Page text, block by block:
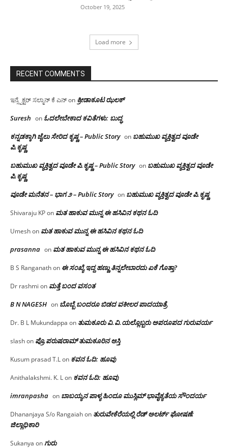
October 19, 2025
Load more
RECENT COMMENTS
ಇನ್ಸ್ಪೆಕ್ಟರ್ ಸಲ್ಮಾನ್ ಕೆ ಎನ್on ಕ್ರೀಡಾಕೂಟ ಝಲಕ್
Suresh on ಓದಲೇಬೇಕಾದ‌ ಕವಿತೆಗಳು: ಬುದ್ಧ
ಕನ್ನಡಕ್ಕಾಗಿ ಜೈಲು ಸೇರಿದ ಕೃಷ್ಣ – Public Story on ಬಹುಮುಖ ವ್ಯಕ್ತಿತ್ವದ ವೂಡೇ
ಪಿ.ಕೃಷ್ಣ
ಬಹುಮುಖ ವ್ಯಕ್ತಿತ್ವದ ವೂಡೇ ಪಿ.ಕೃಷ್ಣ – Public Story on ಬಹುಮುಖ ವ್ಯಕ್ತಿತ್ವದ ವೂಡೇ
ಪಿ.ಕೃಷ್ಣ
ವೂಡೇ ಮನೆತನ – ಭಾಗ ೨ – Public Story on ಬಹುಮುಖ ವ್ಯಕ್ತಿತ್ವದ ವೂಡೇ ಪಿ.ಕೃಷ್ಣ
Shivaraju KPon ಮತ ಹಾಕುವ ಮುನ್ನ ಈ ಹಸಿವಿನ ಕಥನ ಓದಿ
Umeshon ಮತ ಹಾಕುವ ಮುನ್ನ ಈ ಹಸಿವಿನ ಕಥನ ಓದಿ
prasanna on ಮತ ಹಾಕುವ ಮುನ್ನ ಈ ಹಸಿವಿನ ಕಥನ ಓದಿ
B S Ranganathon ಈ ಸಂಖ್ಯೆ ಇದ್ದ ಹಣ್ಣು ತಿನ್ನಲೇಬಾರದು ಏಕೆ ಗೊತ್ತಾ?
Dr rashmi on ಮತ್ತೆ ಬಂದ ವಸಂತ
B N NAGESH on ಬೊಬ್ಬೆ ಬಂದರೂ ಬಿಡದ ವಕೀಲರ ಪಾದಯಾತ್ರೆ
Dr. B L Mukundappa on ತುಮಕೂರು‌ ವಿ.ವಿ.ಯಲ್ಲೊಬ್ಬರು ಅಪರೂಪದ ಗುರುವರ್ಯ
slashon ಪ್ರೊ.ಪರುಷರಾಮ್ ತುಮಕೂರಿನ ಆಸ್ತಿ
Kusum prasad T.Lon ಕವನ ಓದಿ: ಹೂವು
Anithalakshmi. K. Lon ಕವನ ಓದಿ: ಹೂವು
imranpasha on ಬಾಬಯ್ಯನ ಪಾಳ್ಯ ಹಿಂದೂ ಮುಸ್ಲಿಮ್ ಭಾವೈಕ್ಯತೆಯ ಸೌಂದರ್ಯ
Dhananjaya S/o Rangaiahon ತುರುವೇಕೆರೆಯಲ್ಲಿ ರೆಡ್ ಅಲರ್ಟ್ ಘೋಷಣೆ:
ಜಿಲ್ಲಾಧಿಕಾರಿ
Sukanya onಗುರು